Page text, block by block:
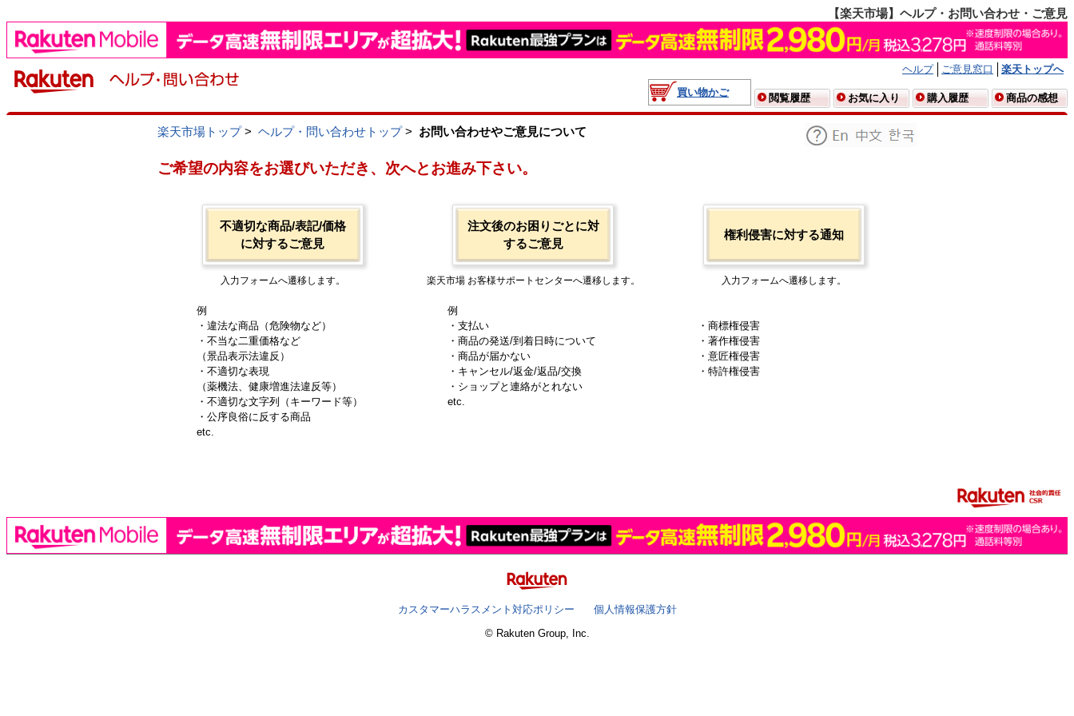
【楽天市場】ヘルプ・お問い合わせ・ご意見
ヘルプ ご意見窓口
楽天トップへ
買い物かご
閲覧履歴 お気に入り 購入履歴 商品の感想
楽天市場トップ> ヘルプ・問い合わせトップ> お問い合わせやご意見について
ご希望の内容をお選びいただき、次へとお進み下さい。
不適切な商品/表記/価格
に対するご意見
入力フォームへ遷移します。
例
・違法な商品（危険物など）
・不当な二重価格など
（景品表示法違反）
・不適切な表現
（薬機法、健康増進法違反等）
・不適切な文字列（キーワード等）
・公序良俗に反する商品
etc.
注文後のお困りごとに対
するご意見
楽天市場 お客様サポートセンターへ遷移します。
例
・支払い
・商品の発送/到着日時について
・商品が届かない
・キャンセル/返金/返品/交換
・ショップと連絡がとれない
etc.
権利侵害に対する通知
入力フォームへ遷移します。
・商標権侵害
・著作権侵害
・意匠権侵害
・特許権侵害
カスタマーハラスメント対応ポリシー
個人情報保護方針
© Rakuten Group, Inc.